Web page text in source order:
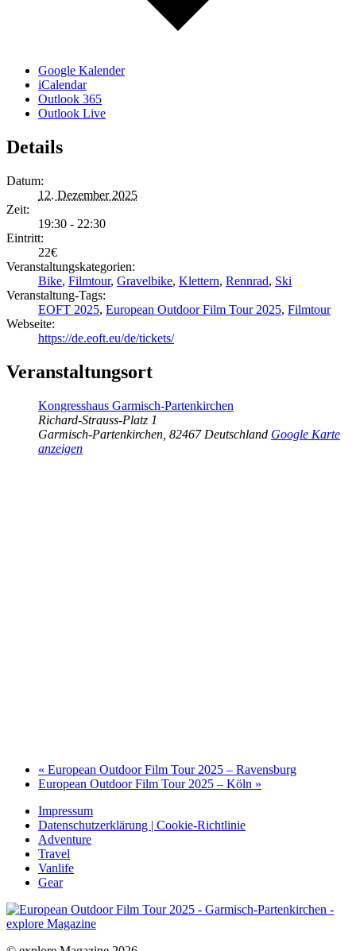
Google Kalender
iCalendar
Outlook 365
Outlook Live
Details
Datum:
12. Dezember 2025
Zeit:
19:30 - 22:30
Eintritt:
22€
Veranstaltungskategorien:
Bike, Filmtour, Gravelbike, Klettern, Rennrad, Ski
Veranstaltung-Tags:
EOFT 2025, European Outdoor Film Tour 2025, Filmtour
Webseite:
https://de.eoft.eu/de/tickets/
Veranstaltungsort
Kongresshaus Garmisch-Partenkirchen
Richard-Strauss-Platz 1
Garmisch-Partenkirchen 82467 Deutschland Google Karte
anzeigen
« European Outdoor Film Tour 2025 – Ravensburg
European Outdoor Film Tour 2025 – Köln »
Impressum
Datenschutzerklärung | Cookie-Richtlinie
Adventure
Travel
Vanlife
Gear